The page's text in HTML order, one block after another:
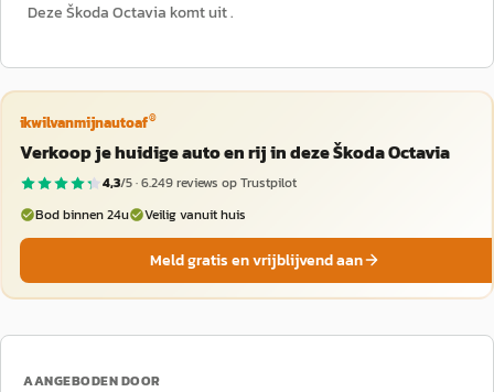
Deze Škoda Octavia komt uit .
ikwilvanmijnautoaf®
Verkoop je huidige auto en rij in deze Škoda Octavia
4,3/5 ·6.249reviews op Trustpilot
Bod binnen 24u
Veilig vanuit huis
Meld gratis en vrijblijvend aan
AANGEBODEN DOOR